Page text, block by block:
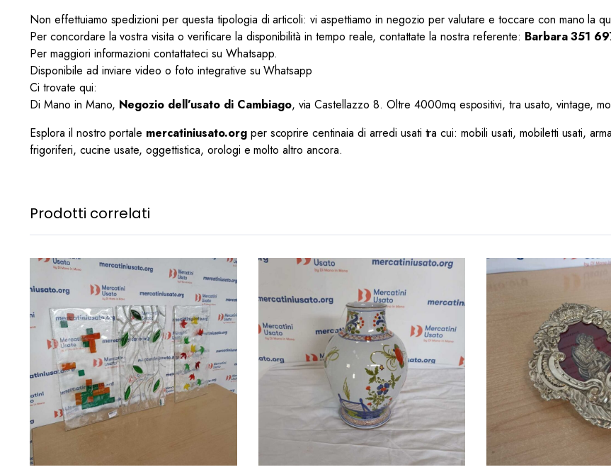
Non effettuiamo spedizioni per questa tipologia di articoli: vi aspettiamo in negozio per valutare e toccare con mano la
Per concordare la vostra visita o verificare la disponibilità in tempo reale, contattate la nostra referente: Barbara 351
Per maggiori informazioni contattateci su Whatsapp.
Disponibile ad inviare video o foto integrative su Whatsapp
Ci trovate qui:
Di Mano in Mano, Negozio dell’usato di Cambiago, via Castellazzo 8. Oltre 4000mq espositivi, tra usato, vintage,
Esplora il nostro portale mercatiniusato.orgper scoprire centinaia di arredi usati tra cui: mobili usati, mobiletti usati,
frigoriferi, cucine usate, oggettistica, orologi e molto altro ancora.
Prodotti correlati